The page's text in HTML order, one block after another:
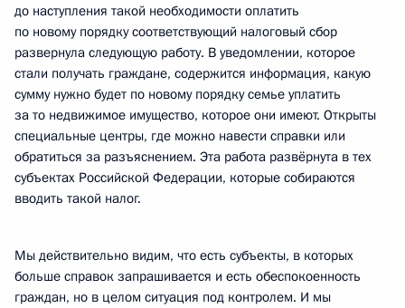
до наступления такой необходимости оплатить
по новому порядку соответствующий налоговый сбор
развернула следующую работу. В уведомлении, которое
стали получать граждане, содержится информация, какую
сумму нужно будет по новому порядку семье уплатить
за то недвижимое имущество, которое они имеют. Открыты
специальные центры, где можно навести справки или
обратиться за разъяснением. Эта работа развёрнута в тех
субъектах Российской Федерации, которые собираются
вводить такой налог.
Мы действительно видим, что есть субъекты, в которых
больше справок запрашивается и есть обеспокоенность
граждан, но в целом ситуация под контролем. И мы